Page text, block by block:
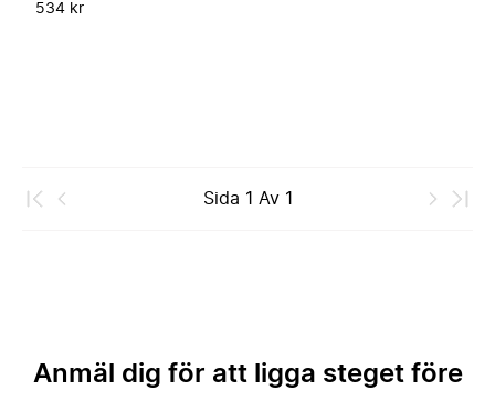
534 kr
Sida 1 Av 1
Anmäl dig för att ligga steget före